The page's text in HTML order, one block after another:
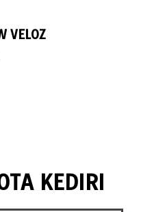
VELOZ
KEDIRI